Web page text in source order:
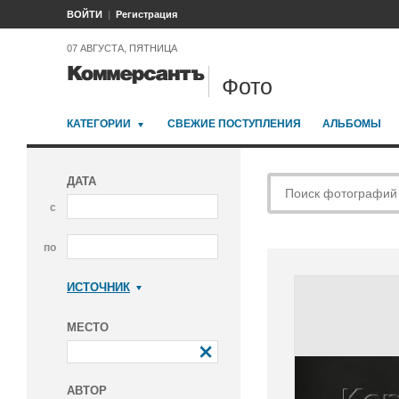
ВОЙТИ Регистрация
07 АВГУСТА, ПЯТНИЦА
Фото
КАТЕГОРИИ СВЕЖИЕ ПОСТУПЛЕНИЯ АЛЬБОМЫ
ДАТА
с
по
ИСТОЧНИК
МЕСТО
АВТОР